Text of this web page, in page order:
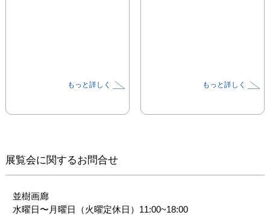
もっと詳しく もっと詳しく
展覧会に関するお問合せ
並樹画廊
水曜日〜月曜日（火曜定休日）11:00~18:00